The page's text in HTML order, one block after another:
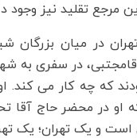
مرجع تقلید نیز وجود
در میان بزرگان
در سفری به
که چه کار می
او در محضر حاج
است و یک تهران؛ یک